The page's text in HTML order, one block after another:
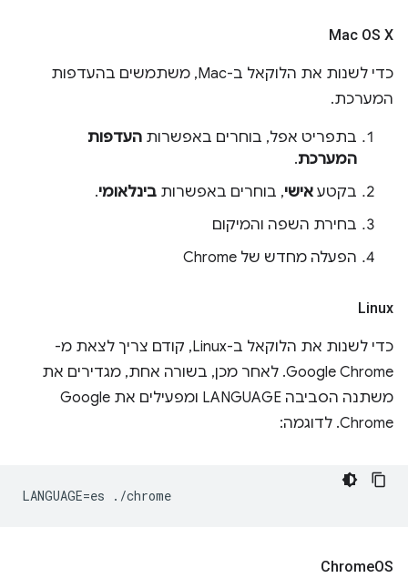
Mac OS X
כדי לשנות את הלוקאל ב-Mac, משתמשים בהעדפות
המערכת.
בתפריט אפל, בוחרים באפשרות העדפות
המערכת.
בקטע אישי, בוחרים באפשרות בינלאומי.
בחירת השפה והמיקום
הפעלה מחדש של Chrome
Linux
כדי לשנות את הלוקאל ב-Linux, קודם צריך לצאת מ-
Google Chrome. לאחר מכן, בשורה אחת, מגדירים את
משתנה הסביבה LANGUAGE ומפעילים את Google
Chrome. לדוגמה:
ChromeOS